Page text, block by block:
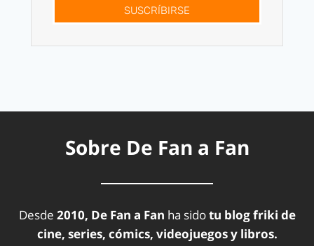
SUSCRÍBIRSE
Sobre De Fan a Fan
Desde 2010, De Fan a Fan ha sidotu blog friki de
cine, series, cómics, videojuegos y libros.